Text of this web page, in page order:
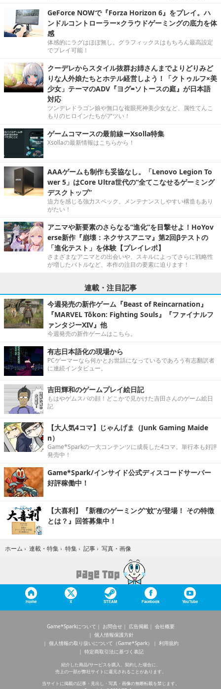
GeForce NOWで『Forza Horizon 6』をプレイ。ハ
ンドルコントローラー×クラウドゲーミングの底力を体
感
体感的にラグはほぼ無し。グラフィックスはもちろん最高設定
でプレイ可能！
クーデレからスタイル抜群お姉さんまでよりどりみど
りな人外娘たちとホテル経営しよう！「クトゥルフ×美
少女」テーマのADV『ヨグ=ソトースの庭』が日本語
対応
ツンデレドラゴン娘や無口な複眼死神美少女など、属性てんこ
もりのヒロインたちがアツい！
ゲームコマースの最前線ーXsolla特集
Xsollaの最新情報はこちらから！
AAAゲームも制作も妥協なし。「Lenovo Legion To
wer 5」はCore Ultra世代の“全てこなせるゲーミング
デスクトップ”
迫力を感じる強力スペック。メンテナンスしやすい構造もあり
がたい！
アニマや新要素のさらなる“進化”を目撃せよ！HoYov
erse新作『崩壊：ネクサスアニマ』第2回βテストの
「進化テスト」を体験【プレイレポ】
さまざまなアニマとの出会いや、スキルによってさらに戦略性
が増したバトルなど、本作の注目の要素に迫ります！
連載・注目記事
今週発売の新作ゲーム『Beast of Reincarnation』
『MARVEL Tōkon: Fighting Souls』『ファイナルフ
ァンタジーXIV』他
今週発売の新作ゲームはこちら。
有志日本語化の現場から
PCゲーマーなら何かとお世話になっているであろう有志翻訳者
に連続インタビュー。
吉田輝和のゲームプレイ絵日記
もはやゲムスパの顔！どこかで見かけた吉田さんのゲーム絵日
記
【大人気4コマ】じゃんげま（Junk Gaming Maide
n）
Game*Sparkの一大コンテンツに成長した4コマ。単行本も好評
発売中！
Game*Spark/インサイド公式ディスコードサーバー
好評稼働中！
【大喜利】『新種のゲーミング“蚊”が登場！ その特徴
とは？』回答募集中！
ホーム › 連載・特集 › 特集 › 記事 › 写真・画像
Home X STEAM Facebook YouTube
Game*Sparkについて お問合せ 広告掲載
会社概要
個人情報保護方針
個人情報の取り扱いについて（Game*Spark）
利用規約
特定商取引法に基づく表記
紹介した商品/サービスを購入、契約した場合に、
売上の一部が弊社サイトに還元されることがあります。
当サイトに掲載の記事・見出し・写真・画像の無断転載を禁じます。